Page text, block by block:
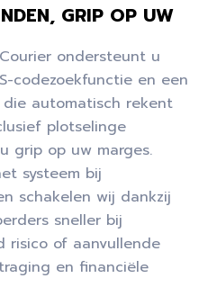
GRIP OP UW
ondersteunt u
codezoekfunctie en een
automatisch rekent
plotselinge
grip op uw marges.
systeem bij
schakelen wij dankzij
sneller bij
risico of aanvullende
en financiële